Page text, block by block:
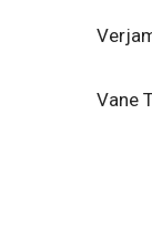
Vane